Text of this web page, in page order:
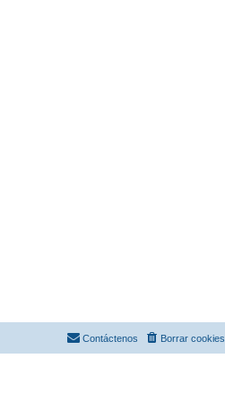
Borrar cookies
Contáctenos